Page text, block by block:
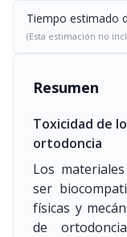
Tiempo estimado
(Esta estimación no
Resumen
Toxicidad de
ortodoncia
Los
ser
físicas y
de